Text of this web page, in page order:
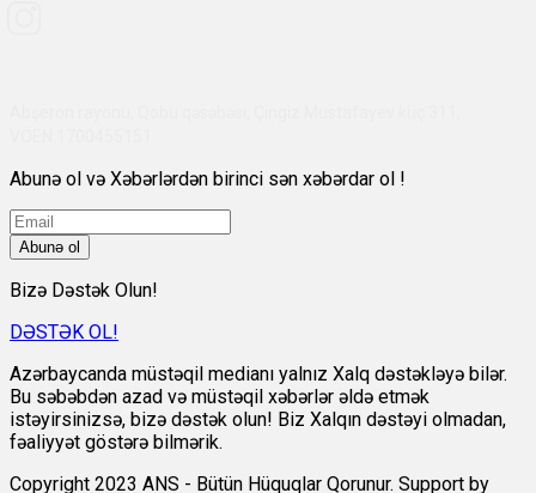
Abunə ol və Xəbərlərdən birinci sən xəbərdar ol !
Abunə ol
Bizə Dəstək Olun!
DƏSTƏK OL!
Azərbaycanda müstəqil medianı yalnız Xalq dəstəkləyə bilər.
Bu səbəbdən azad və müstəqil xəbərlər əldə etmək
istəyirsinizsə, bizə dəstək olun! Biz Xalqın dəstəyi olmadan,
fəaliyyət göstərə bilmərik.
Copyright 2023 ANS - Bütün Hüquqlar Qorunur. Support by